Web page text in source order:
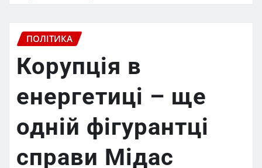
ПОЛІТИКА
Корупція в
енергетиці – ще
одній фігурантці
справи Мідас